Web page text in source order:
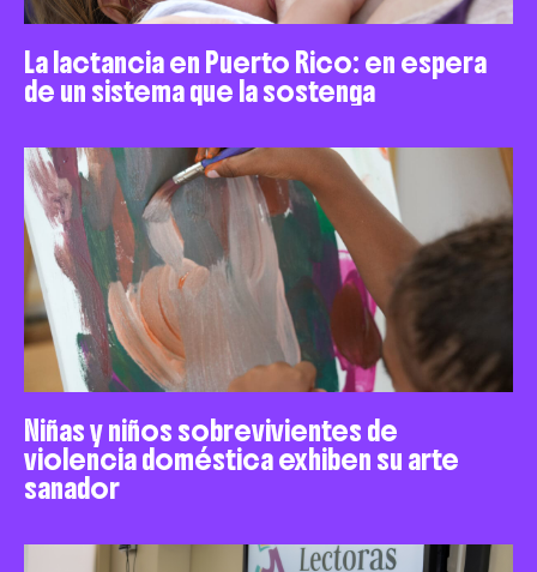
La lactancia en Puerto Rico: en espera
de un sistema que la sostenga
Niñas y niños sobrevivientes de
violencia doméstica exhiben su arte
sanador